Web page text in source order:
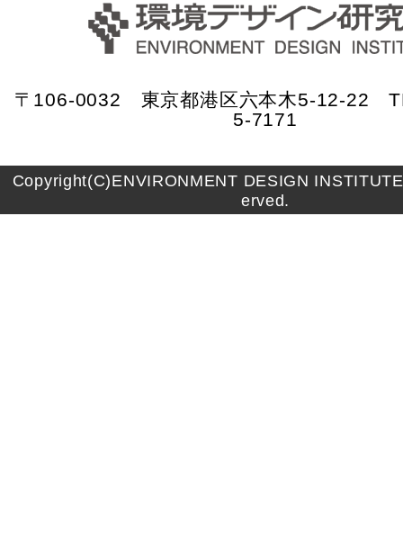
〒106-0032 東京都港区六本木5-12-22
5-7171
Copyright(C)ENVIRONMENT DESIGN
erved.